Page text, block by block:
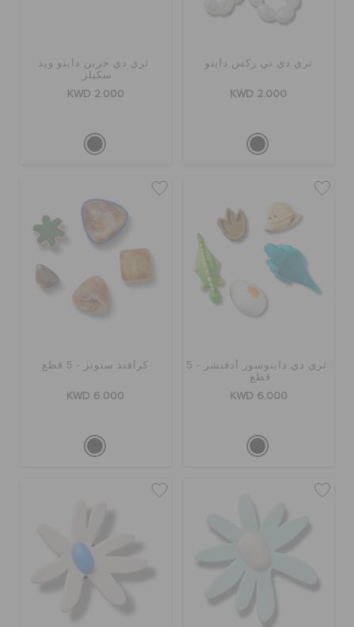
ثري دي تي ركس داينو
KWD 2.000
ثري دي جرين داينو ويذ
سكيلز
KWD 2.000
ثري دي داينوسور أدفنشر - 5
قطع
KWD 6.000
كرافتد ستونز - 5 قطع
KWD 6.000